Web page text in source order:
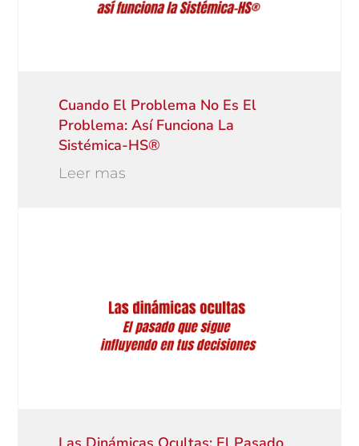
Cuando El Problema No Es El
Problema: Así Funciona La
Sistémica-HS®
Leer mas